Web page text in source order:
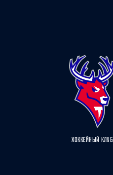
ХОККЕЙНЫЙ КЛУБ